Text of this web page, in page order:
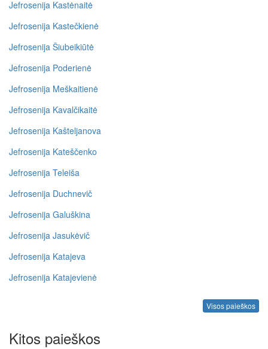
Jefrosenija Kastėnaitė
Jefrosenija Kastečkienė
Jefrosenija Šiubeikiūtė
Jefrosenija Poderienė
Jefrosenija Meškaitienė
Jefrosenija Kavalčikaitė
Jefrosenija Kašteljanova
Jefrosenija Kateščenko
Jefrosenija Teleiša
Jefrosenija Duchnevič
Jefrosenija Galuškina
Jefrosenija Jasukėvič
Jefrosenija Katajeva
Jefrosenija Katajevienė
Visos paieškos
Kitos paieškos